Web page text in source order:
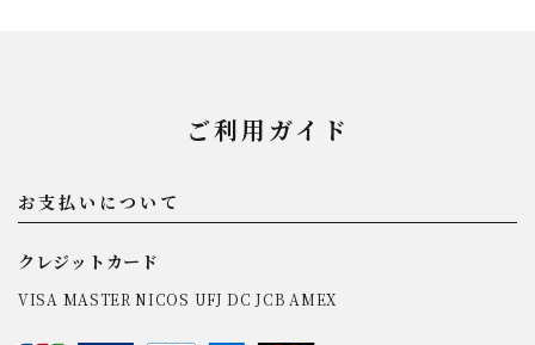
ご利用ガイド
お支払いについて
クレジットカード
VISA MASTER NICOS UFJ DC JCB AMEX